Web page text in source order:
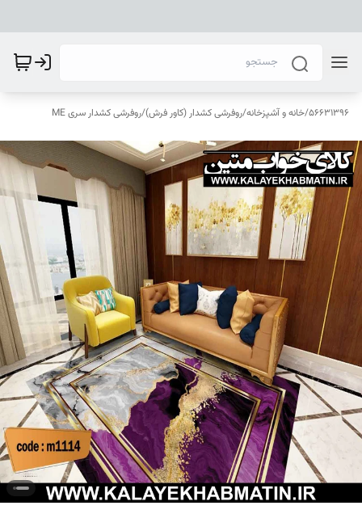
56631396
/خانه و آشپزخانه/روفرشی کشدار (کاور فرش)/روفرشی کشدار سری ME